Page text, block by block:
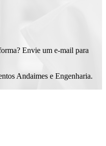
Envie um e-mail para
Andaimes e Engenharia.